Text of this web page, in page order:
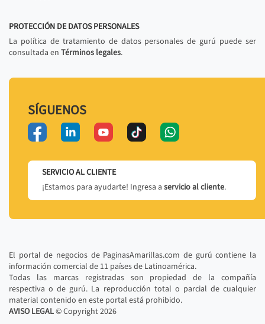
PROTECCIÓN DE DATOS PERSONALES
La política de tratamiento de datos personales de gurú puede ser
consultada en Términos legales.
SÍGUENOS
SERVICIO AL CLIENTE
¡Estamos para ayudarte! Ingresa a servicio al cliente.
El portal de negocios de PaginasAmarillas.com de gurú contiene la
información comercial de 11 países de Latinoamérica.
Todas las marcas registradas son propiedad de la compañía
respectiva o de gurú. La reproducción total o parcial de cualquier
material contenido en este portal está prohibido.
AVISO LEGAL© Copyright2026